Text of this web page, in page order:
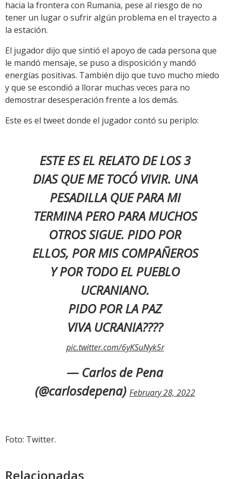
hacia la frontera con Rumania, pese al riesgo de no
tener un lugar o sufrir algún problema en el trayecto a
la estación.
El jugador dijo que sintió el apoyo de cada persona que
le mandó mensaje, se puso a disposición y mandó
energías positivas. También dijo que tuvo mucho miedo
y que se escondió a llorar muchas veces para no
demostrar desesperación frente a los demás.
Este es el tweet donde el jugador contó su periplo:
ESTE ES EL RELATO DE LOS 3
DIAS QUE ME TOCÓ VIVIR. UNA
PESADILLA QUE PARA MI
TERMINA PERO PARA MUCHOS
OTROS SIGUE. PIDO POR
ELLOS, POR MIS COMPAÑEROS
Y POR TODO EL PUEBLO
UCRANIANO.
PIDO POR LA PAZ
VIVA UCRANIA????
pic.twitter.com/6yKSuNyk5r
— Carlos de Pena
(@carlosdepena) February 28, 2022
Foto: Twitter.
Relacionadas